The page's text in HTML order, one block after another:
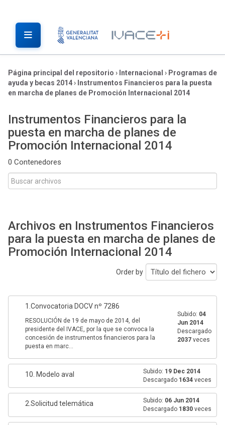
Página principal del repositorio › Internacional › Programas de
ayuda y becas 2014› Instrumentos Financieros para la puesta
en marcha de planes de Promoción Internacional 2014
Instrumentos Financieros para la
puesta en marcha de planes de
Promoción Internacional 2014
0 Contenedores
Archivos en Instrumentos Financieros
para la puesta en marcha de planes de
Promoción Internacional 2014
Order by
1.Convocatoria DOCV nº 7286
RESOLUCIÓN de 19 de mayo de 2014, del
presidente del IVACE, por la que se convoca la
concesión de instrumentos financieros para la
puesta en marc...
Subido: 04
Jun 2014
Descargado
2037 veces
10. Modelo aval Subido: 19 Dec 2014
Descargado 1634 veces
2.Solicitud telemática Subido: 06 Jun 2014
Descargado 1830 veces